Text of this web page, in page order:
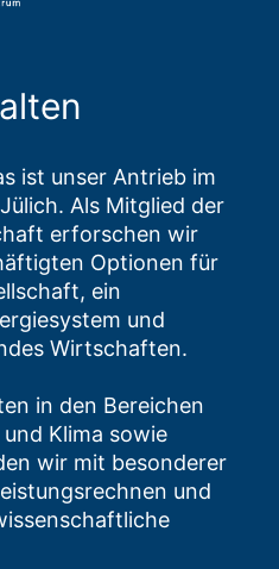
ist unser Antrieb im
Als Mitglied der
erforschen wir
Optionen für
ein
und
Wirtschaften.
in den Bereichen
Klima sowie
wir mit besonderer
und